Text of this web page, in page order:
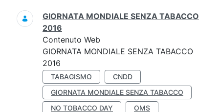
GIORNATA MONDIALE SENZA TABACCO
2016
Contenuto Web
GIORNATA MONDIALE SENZA TABACCO
2016
TABAGISMO
CNDD
GIORNATA MONDIALE SENZA TABACCO
NO TOBACCO DAY
OMS